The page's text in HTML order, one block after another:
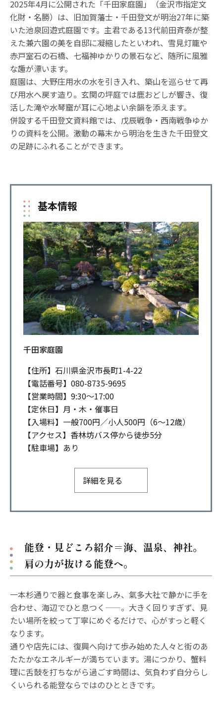
2025年4月に公開された「千田家庭園」（金沢市指定文
化財・名勝）は、旧加賀藩士・千田登文が明治27年に築
いた池泉回遊式庭園です。主君である13代前田斉泰が整
えた兼六園の美を自邸に凝縮したといわれ、雪見灯籠や
赤戸室石の石橋、七福神ゆかりの景石など、随所に風雅
な趣が漂います。
庭園は、大野庄用水の水を引き入れ、築山を巡らせて再
び用水へ戻す造り。玄関の坪庭では鹿おどしが響き、復
活した滝や水琴窟が耳に心地よい余韻を添えます。
併設する千田登文資料館では、戊辰戦争・西南戦争ゆか
りの資料を公開。激動の幕末から明治を生きた千田登文
の足跡にふれることができます。
基本情報
千田家庭園
【住所】石川県金沢市長町1-4-22
【電話番号】080-8735-9695
【営業時間】9:30〜17:00
【定休日】月・木・催事日
【入場料】一般700円／小人500円（6〜12歳）
【アクセス】香林坊バス停から徒歩5分
【駐車場】あり
詳細を見る
能登・見どころ紹介＝海、温泉、神社。
肩の力が抜ける能登へ。
一本杉通りで器と食事を楽しみ、氣多大社で静かに手を
合わせ、海辺でひと息つく——。大きく回りすぎず、見
たい場所を絞って丁寧にめぐるだけで、心がすっと軽く
なります。
通りや店先には、復興へ向けて歩み始めた人々と街のあ
たたかなエネルギーが満ちています。湯につかり、蟹料
理に舌鼓を打ちながら過ごす時間は、気負わず自分らし
くいられる能登ならではのひとときです。